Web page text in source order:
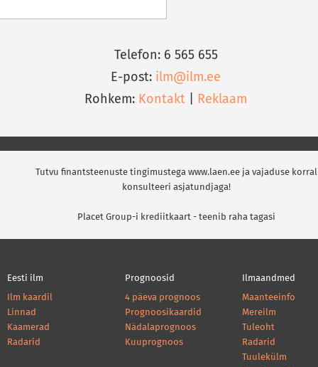
Telefon: 6 565 655
E-post: ilm@ilm.ee
Rohkem: Kontakt Reklaam
Tutvu finantsteenuste tingimustega www.laen.ee ja vajaduse korral
konsulteeri asjatundjaga!
Placet Group-i krediitkaart - teenib raha tagasi
Eesti ilm
Ilm kaardil
Linnad
Kaamerad
Radarid
Prognoosid
4 päeva prognoos
Prognoosikaardid
Nädalaprognoos
Kuuprognoos
Ilmaandmed
Maanteeinfo
Mereilm
Tuleoht
Radarid
Tuulekülm